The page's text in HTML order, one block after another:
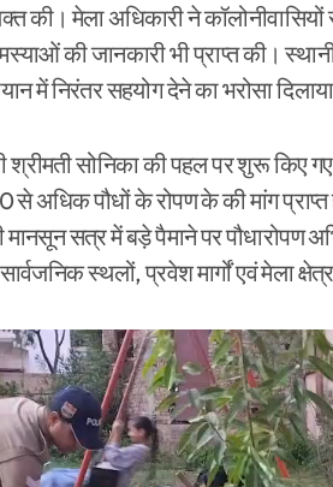
की। मेला अधिकारी ने
की जानकारी भी प्राप्त की।
में निरंतर सहयोग देने का भरोसा
श्रीमती सोनिका की पहल पर शुरू किए गए
से अधिक पौधों के रोपण के की मांग प्राप्त
सत्र में बड़े पैमाने पर पौधारोपण
सार्वजनिक स्थलों, प्रवेश मार्गों एवं मेला